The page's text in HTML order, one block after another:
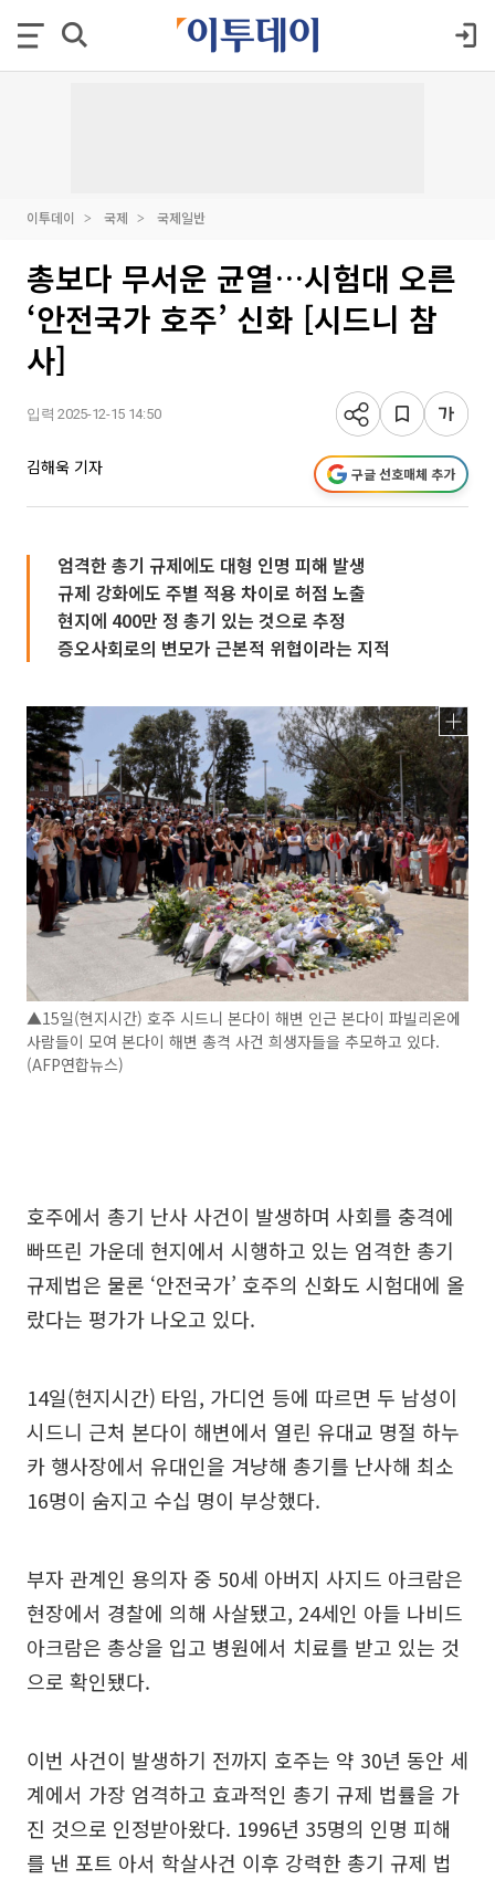
이투데이 국제 국제일반
총보다 무서운 균열…시험대 오른
‘안전국가 호주’ 신화 [시드니 참
사]
입력 2025-12-15 14:50
김해욱 기자 구글 선호매체 추가
엄격한 총기 규제에도 대형 인명 피해 발생
규제 강화에도 주별 적용 차이로 허점 노출
현지에 400만 정 총기 있는 것으로 추정
증오사회로의 변모가 근본적 위협이라는 지적
▲15일(현지시간) 호주 시드니 본다이 해변 인근 본다이 파빌리온에
사람들이 모여 본다이 해변 총격 사건 희생자들을 추모하고 있다.
(AFP연합뉴스)
호주에서 총기 난사 사건이 발생하며 사회를 충격에
빠뜨린 가운데 현지에서 시행하고 있는 엄격한 총기
규제법은 물론 ‘안전국가’ 호주의 신화도 시험대에 올
랐다는 평가가 나오고 있다.
14일(현지시간) 타임, 가디언 등에 따르면 두 남성이
시드니 근처 본다이 해변에서 열린 유대교 명절 하누
카 행사장에서 유대인을 겨냥해 총기를 난사해 최소
16명이 숨지고 수십 명이 부상했다.
부자 관계인 용의자 중 50세 아버지 사지드 아크람은
현장에서 경찰에 의해 사살됐고, 24세인 아들 나비드
아크람은 총상을 입고 병원에서 치료를 받고 있는 것
으로 확인됐다.
이번 사건이 발생하기 전까지 호주는 약 30년 동안 세
계에서 가장 엄격하고 효과적인 총기 규제 법률을 가
진 것으로 인정받아왔다. 1996년 35명의 인명 피해
를 낸 포트 아서 학살사건 이후 강력한 총기 규제 법